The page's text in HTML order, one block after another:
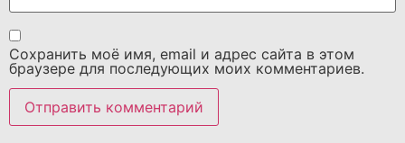
Сохранить моё имя, email и адрес сайта в этом
браузере для последующих моих комментариев.